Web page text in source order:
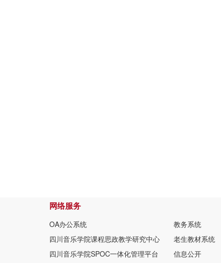
网络服务
OA办公系统
教务系统
四川音乐学院课程思政教学研究中心
老生教材系统
四川音乐学院SPOC一体化管理平台
信息公开